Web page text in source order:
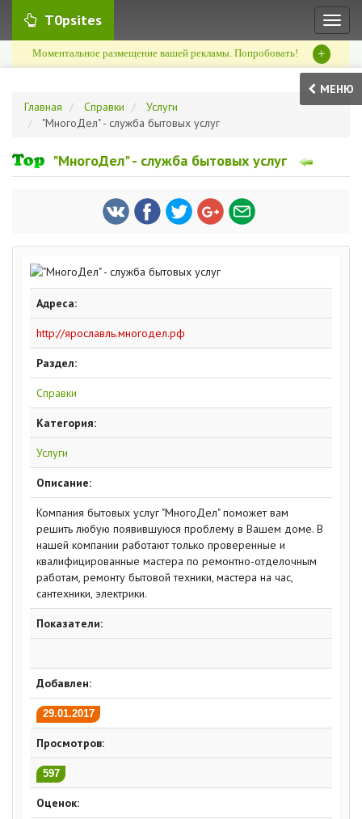
T0psites
Моментальное размещение вашей рекламы. Попробовать! +
МЕНЮ
Главная
Справки
Услуги
"МногоДел" - служба бытовых услуг
"МногоДел" - служба бытовых услуг
Адреса:
http://ярославль.многодел.рф
Раздел:
Справки
Категория:
Услуги
Описание:
Компания бытовых услуг "МногоДел" поможет вам
решить любую появившуюся проблему в Вашем доме. В
нашей компании работают только проверенные и
квалифицированные мастера по ремонтно-отделочным
работам, ремонту бытовой техники, мастера на час,
сантехники, электрики.
Показатели:
Добавлен:
29.01.2017
Просмотров:
597
Оценок: